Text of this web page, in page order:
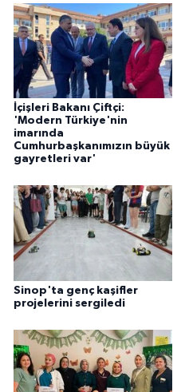
İçişleri Bakanı Çiftçi:
'Modern Türkiye'nin
imarında
Cumhurbaşkanımızın büyük
gayretleri var'
Sinop'ta genç kaşifler
projelerini sergiledi
Yerel Haberler